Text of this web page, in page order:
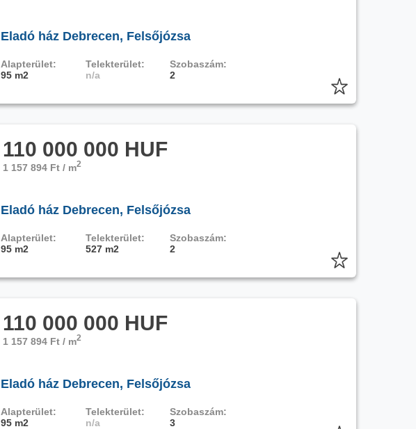
Eladó ház Debrecen, Felsőjózsa
Alapterület:
95 m2
Telekterület:
n/a
Szobaszám:
2
110 000 000 HUF
1 157 894 Ft / m2
Eladó ház Debrecen, Felsőjózsa
Alapterület:
95 m2
Telekterület:
527 m2
Szobaszám:
2
110 000 000 HUF
1 157 894 Ft / m2
Eladó ház Debrecen, Felsőjózsa
Alapterület:
95 m2
Telekterület:
n/a
Szobaszám:
3